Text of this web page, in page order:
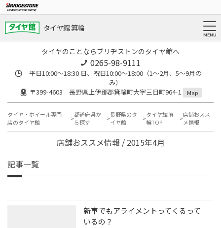
タイヤ館 箕輪
タイヤのことならブリヂストンのタイヤ館へ
0265-98-9111
平日10:00～18:30 日、祝日10:00～18:00（1～2月、5～9月の
み）
〒399-4603 長野県上伊那郡箕輪町大字三日町964-1
Map
タイヤ・ホイール専門
店のタイヤ館
都道府県か
ら探す
長野県のタ
イヤ館
タイヤ館 箕
輪TOP
店舗おスス
メ情報
店舗おススメ情報 / 2015年4月
記事一覧
新車でもアライメントってくるって
いるの？